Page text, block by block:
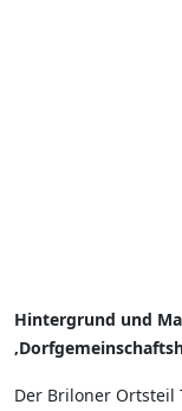
Hintergrund und
Der Briloner